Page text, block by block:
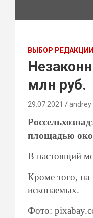
ВЫБОР РЕДАКЦИИ
млн руб.
29.07.2021 andrey
площадью
В настоящий
Кроме того, на
ископаемых.
Фото: